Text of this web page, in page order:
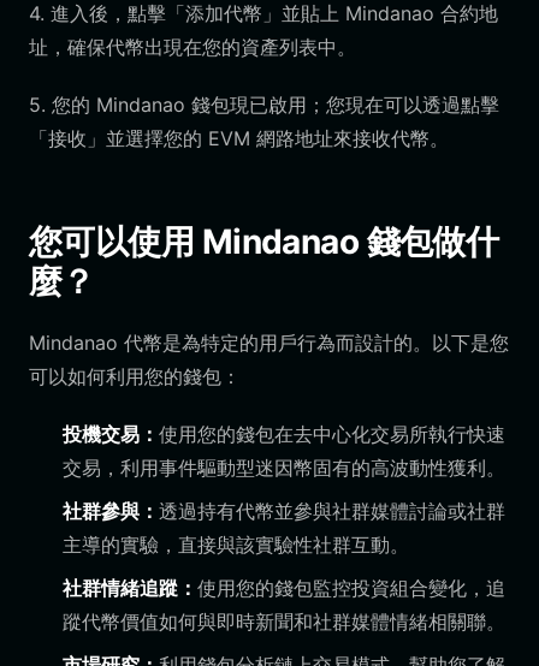
4. 進入後，點擊「添加代幣」並貼上 Mindanao 合約地
址，確保代幣出現在您的資產列表中。
5. 您的 Mindanao 錢包現已啟用；您現在可以透過點擊
「接收」並選擇您的 EVM 網路地址來接收代幣。
您可以使用 Mindanao 錢包做什
麼？
Mindanao 代幣是為特定的用戶行為而設計的。以下是您
可以如何利用您的錢包：
投機交易： 使用您的錢包在去中心化交易所執行快速
交易，利用事件驅動型迷因幣固有的高波動性獲利。
社群參與： 透過持有代幣並參與社群媒體討論或社群
主導的實驗，直接與該實驗性社群互動。
社群情緒追蹤： 使用您的錢包監控投資組合變化，追
蹤代幣價值如何與即時新聞和社群媒體情緒相關聯。